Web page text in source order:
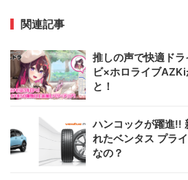
関連記事
推しの声で快適ド
ビ×ホロライブ
と！
ハンコックが躍進!!
れたベンタス プラ
なの？